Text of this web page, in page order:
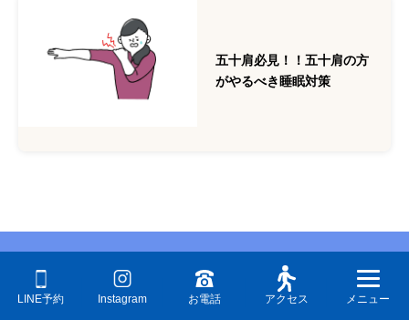
五十肩必見！！五十肩の方
がやるべき睡眠対策
LINE予約 Instagram お電話 アクセス メニュー